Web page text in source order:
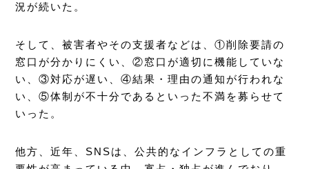
況が続いた。
そして、被害者やその支援者などは、①削除要請の
窓口が分かりにくい、②窓口が適切に機能していな
い、③対応が遅い、④結果・理由の通知が行われな
い、⑤体制が不十分であるといった不満を募らせて
いった。
他方、近年、SNSは、公共的なインフラとしての重